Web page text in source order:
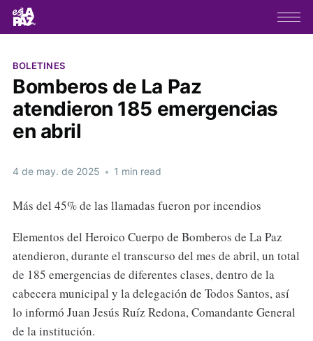
BOLETINES
Bomberos de La Paz
atendieron 185 emergencias
en abril
4 de may. de 2025 • 1 min read
Más del 45% de las llamadas fueron por incendios
Elementos del Heroico Cuerpo de Bomberos de La Paz
atendieron, durante el transcurso del mes de abril, un total
de 185 emergencias de diferentes clases, dentro de la
cabecera municipal y la delegación de Todos Santos, así
lo informó Juan Jesús Ruíz Redona, Comandante General
de la institución.